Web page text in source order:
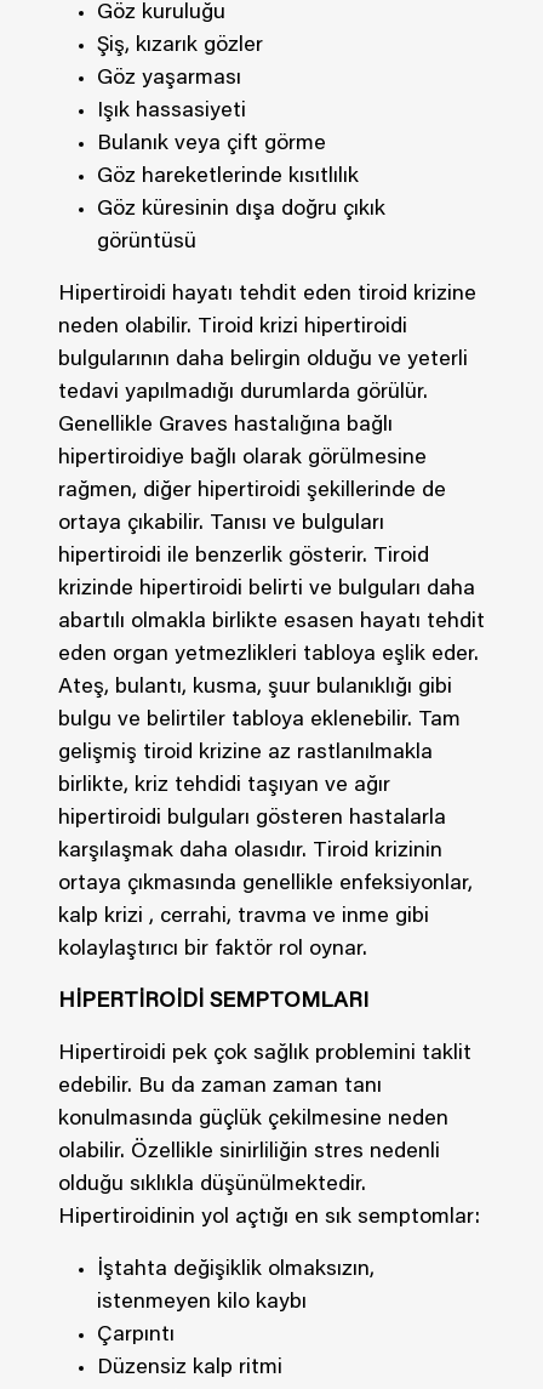
Göz kuruluğu
Şiş, kızarık gözler
Göz yaşarması
Işık hassasiyeti
Bulanık veya çift görme
Göz hareketlerinde kısıtlılık
Göz küresinin dışa doğru çıkık
görüntüsü
Hipertiroidi hayatı tehdit eden tiroid krizine
neden olabilir. Tiroid krizi hipertiroidi
bulgularının daha belirgin olduğu ve yeterli
tedavi yapılmadığı durumlarda görülür.
Genellikle Graves hastalığına bağlı
hipertiroidiye bağlı olarak görülmesine
rağmen, diğer hipertiroidi şekillerinde de
ortaya çıkabilir. Tanısı ve bulguları
hipertiroidi ile benzerlik gösterir. Tiroid
krizinde hipertiroidi belirti ve bulguları daha
abartılı olmakla birlikte esasen hayatı tehdit
eden organ yetmezlikleri tabloya eşlik eder.
Ateş, bulantı, kusma, şuur bulanıklığı gibi
bulgu ve belirtiler tabloya eklenebilir. Tam
gelişmiş tiroid krizine az rastlanılmakla
birlikte, kriz tehdidi taşıyan ve ağır
hipertiroidi bulguları gösteren hastalarla
karşılaşmak daha olasıdır. Tiroid krizinin
ortaya çıkmasında genellikle enfeksiyonlar,
kalp krizi , cerrahi, travma ve inme gibi
kolaylaştırıcı bir faktör rol oynar.
HİPERTİROİDİ SEMPTOMLARI
Hipertiroidi pek çok sağlık problemini taklit
edebilir. Bu da zaman zaman tanı
konulmasında güçlük çekilmesine neden
olabilir. Özellikle sinirliliğin stres nedenli
olduğu sıklıkla düşünülmektedir.
Hipertiroidinin yol açtığı en sık semptomlar:
İştahta değişiklik olmaksızın,
istenmeyen kilo kaybı
Çarpıntı
Düzensiz kalp ritmi